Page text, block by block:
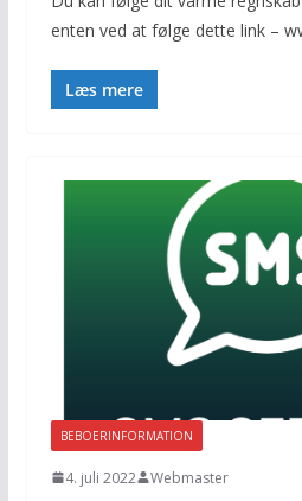
enten ved at følge dette link –
Læs mere
BEBOERINFORMATION
4. juli 2022 Webmaster